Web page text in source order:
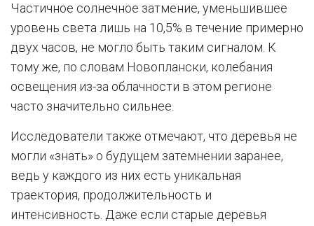
Частичное солнечное затмение, уменьшившее
уровень света лишь на 10,5% в течение примерно
двух часов, не могло быть таким сигналом. К
тому же, по словам Новоплански, колебания
освещения из-за облачности в этом регионе
часто значительно сильнее.
Исследователи также отмечают, что деревья не
могли «знать» о будущем затемнении заранее,
ведь у каждого из них есть уникальная
траектория, продолжительность и
интенсивность. Даже если старые деревья